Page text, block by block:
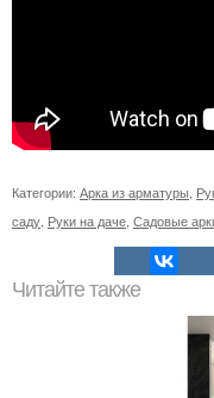
Категории: Арка из арматуры
саду Руки на даче Садовые
Читайте также